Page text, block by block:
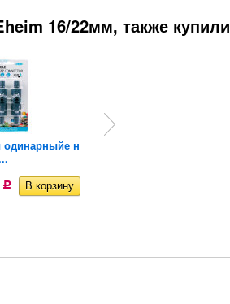
16/22мм, также купили
на
Р